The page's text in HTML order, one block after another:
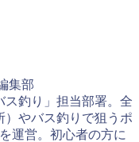
集部
釣り」担当部署。全
）やバス釣りで狙うポ
運営。初心者の方に